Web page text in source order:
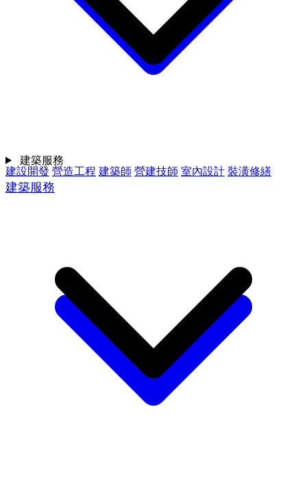
建設開發 營造工程 建築師 營建技師 室內設計 裝潢修繕
建築服務
建築服務